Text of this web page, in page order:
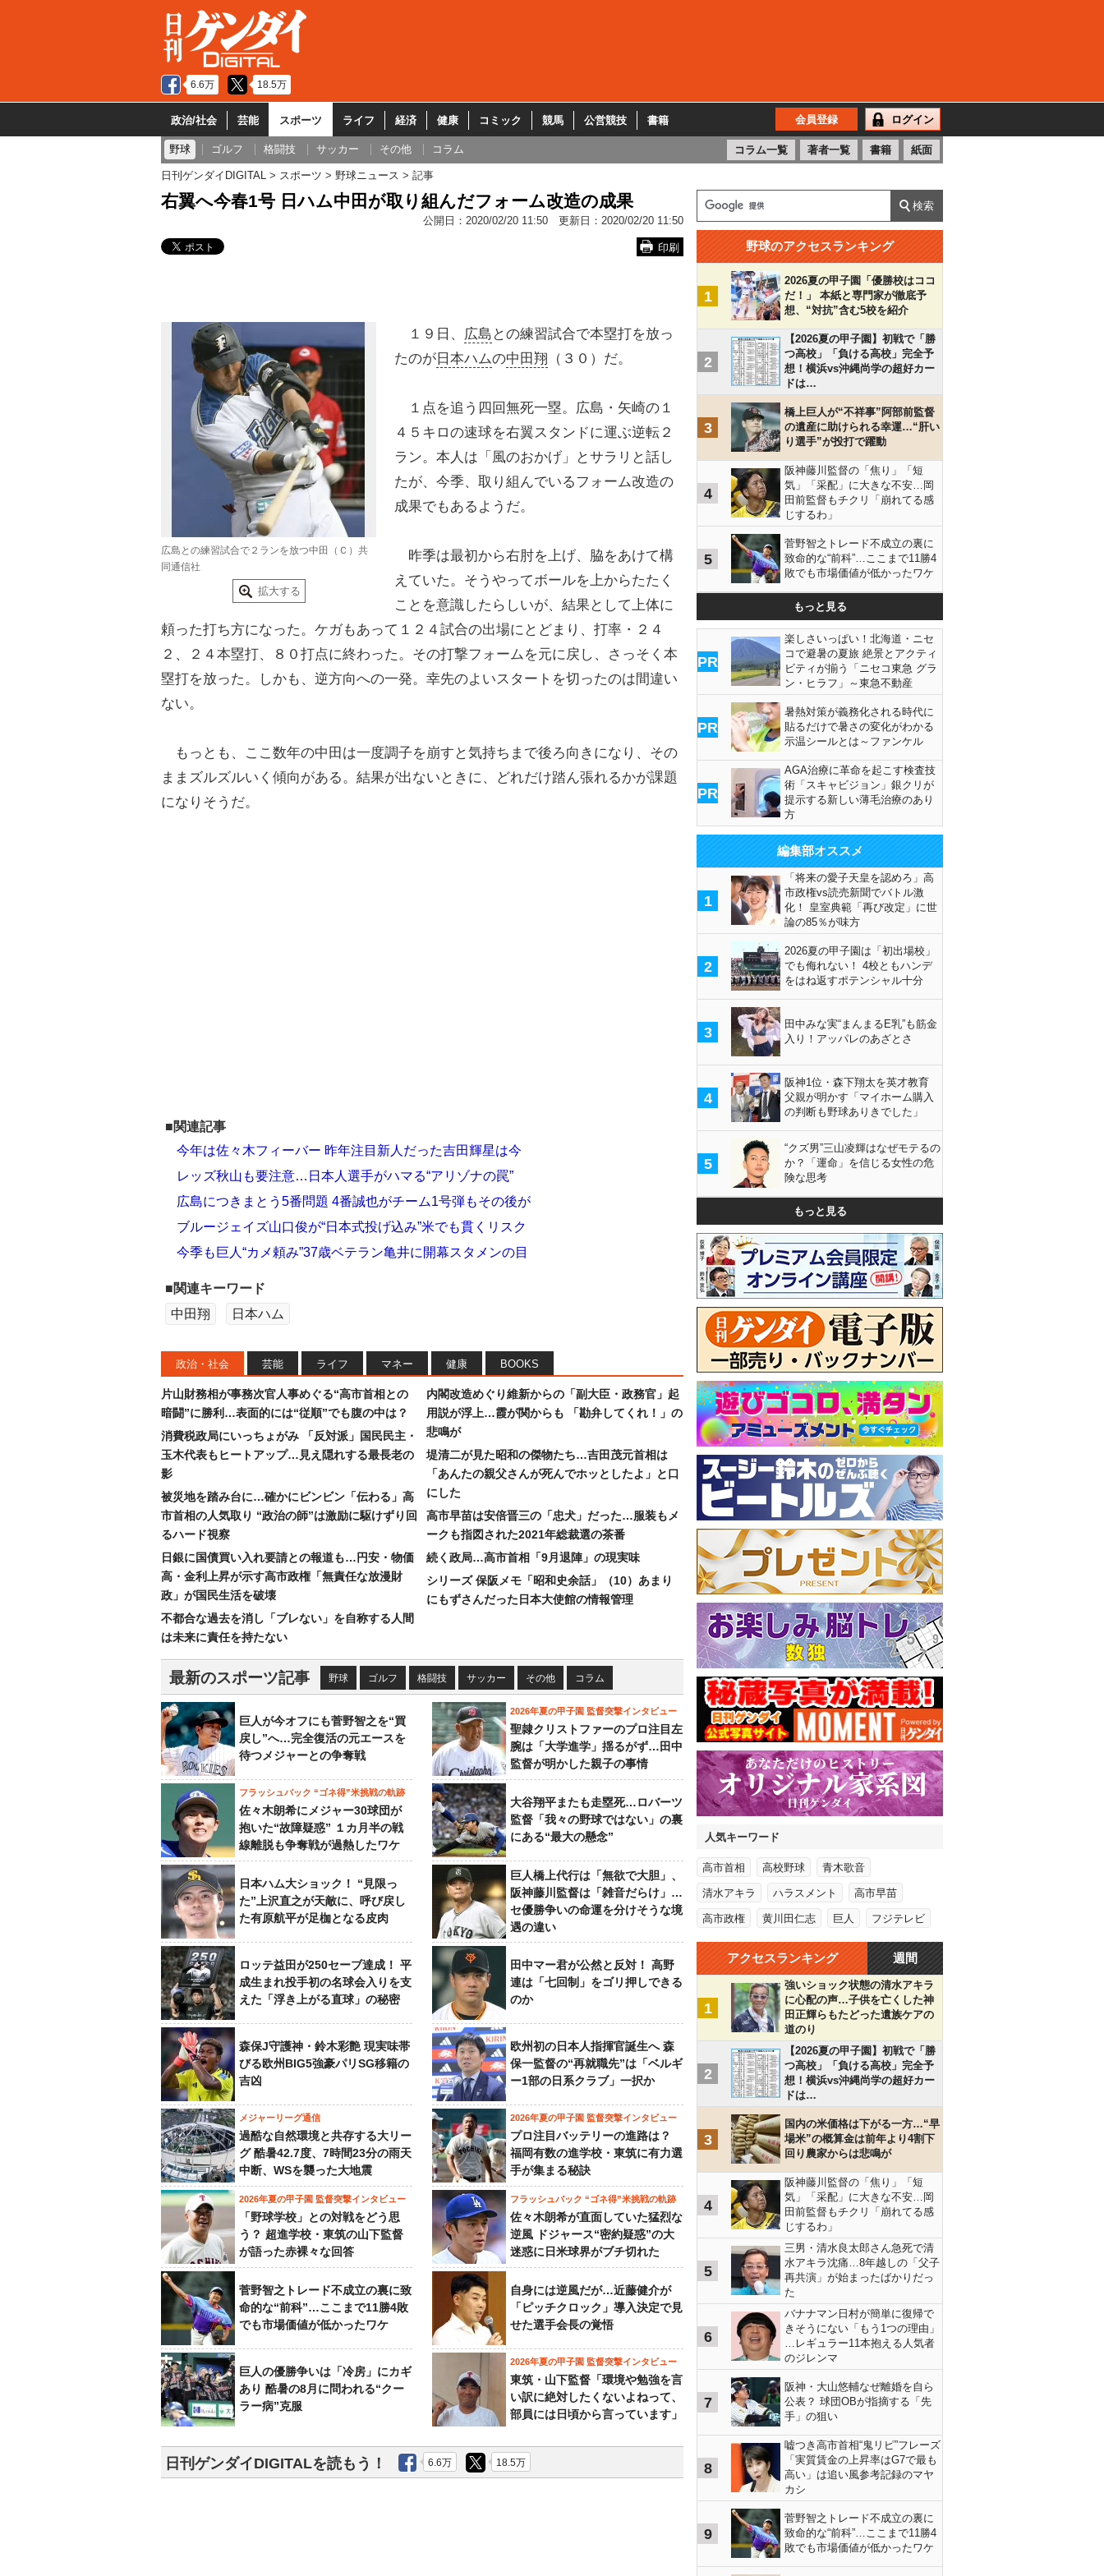
6.6万 18.5万
政治/社会 芸能 スポーツ ライフ 経済 健康 コミック 競馬 公営競技 書籍 会員登録 ログイン
野球 ゴルフ 格闘技 サッカー その他 コラム コラム一覧 著者一覧 書籍 紙面
日刊ゲンダイDIGITAL スポーツ 野球ニュース 記事
右翼へ今春1号 日ハム中田が取り組んだフォーム改造の成果
公開日： 2020/02/20 11:50 更新日： 2020/02/20 11:50
印刷
広島との練習試合で２ランを放つ中田（Ｃ）共
同通信社
拡大する
１９日、 広島 との練習試合で本塁打を放っ
たのが 日本ハムの中田翔 （３０）だ。
１点を追う四回無死一塁。広島・矢崎の１
４５キロの速球を右翼スタンドに運ぶ逆転２
ラン。本人は「風のおかげ」とサラリと話し
たが、今季、取り組んでいるフォーム改造の
成果でもあるようだ。
昨季は最初から右肘を上げ、脇をあけて構
えていた。そうやってボールを上からたたく
ことを意識したらしいが、結果として上体に
頼った打ち方になった。ケガもあって１２４試合の出場にとどまり、打率・２４
２、２４本塁打、８０打点に終わった。その打撃フォームを元に戻し、さっそく本
塁打を放った。しかも、逆方向への一発。幸先のよいスタートを切ったのは間違い
ない。
もっとも、ここ数年の中田は一度調子を崩すと気持ちまで後ろ向きになり、その
ままズルズルいく傾向がある。結果が出ないときに、どれだけ踏ん張れるかが課題
になりそうだ。
■関連記事
今年は佐々木フィーバー 昨年注目新人だった吉田輝星は今
レッズ秋山も要注意…日本人選手がハマる“アリゾナの罠”
広島につきまとう5番問題 4番誠也がチーム1号弾もその後が
ブルージェイズ山口俊が“日本式投げ込み”米でも貫くリスク
今季も巨人“カメ頼み”37歳ベテラン亀井に開幕スタメンの目
■関連キーワード
中田翔
日本ハム
政治・社会 芸能 ライフ マネー 健康 BOOKS
片山財務相が事務次官人事めぐる“高市首相との
暗闘”に勝利…表面的には“従順”でも腹の中は？
消費税政局にいっちょがみ 「反対派」国民民主・
玉木代表もヒートアップ…見え隠れする最長老の
影
被災地を踏み台に…確かにビンビン「伝わる」高
市首相の人気取り “政治の師”は激励に駆けずり回
るハード視察
日銀に国債買い入れ要請との報道も…円安・物価
高・金利上昇が示す高市政権「無責任な放漫財
政」が国民生活を破壊
不都合な過去を消し「ブレない」を自称する人間
は未来に責任を持たない
内閣改造めぐり維新からの「副大臣・政務官」起
用説が浮上…霞が関からも 「勘弁してくれ！」の
悲鳴が
堤清二が見た昭和の傑物たち…吉田茂元首相は
「あんたの親父さんが死んでホッとしたよ」と口
にした
高市早苗は安倍晋三の「忠犬」だった…服装もメ
ークも指図された2021年総裁選の茶番
続く政局…高市首相「9月退陣」の現実味
シリーズ 保阪メモ「昭和史余話」（10）あまり
にもずさんだった日本大使館の情報管理
最新のスポーツ記事 野球 ゴルフ 格闘技 サッカー その他 コラム
巨人が今オフにも菅野智之を“買
戻し”へ…完全復活の元エースを
待つメジャーとの争奪戦
2026年夏の甲子園 監督突撃インタビュー
聖隷クリストファーのプロ注目左
腕は「大学進学」揺るがず…田中
監督が明かした親子の事情
フラッシュバック “ゴネ得”米挑戦の軌跡
佐々木朗希にメジャー30球団が
抱いた“故障疑惑” １カ月半の戦
線離脱も争奪戦が過熱したワケ
大谷翔平またも走塁死…ロバーツ
監督「我々の野球ではない」の裏
にある“最大の懸念”
日本ハム大ショック！ “見限っ
た”上沢直之が天敵に、呼び戻し
た有原航平が足枷となる皮肉
巨人橋上代行は「無欲で大胆」、
阪神藤川監督は「雑音だらけ」…
セ優勝争いの命運を分けそうな境
遇の違い
ロッテ益田が250セーブ達成！ 平
成生まれ投手初の名球会入りを支
えた「浮き上がる直球」の秘密
田中マー君が公然と反対！ 高野
連は「七回制」をゴリ押しできる
のか
森保J守護神・鈴木彩艶 現実味帯
びる欧州BIG5強豪パリSG移籍の
吉凶
欧州初の日本人指揮官誕生へ 森
保一監督の“再就職先”は「ベルギ
ー1部の日系クラブ」一択か
メジャーリーグ通信
過酷な自然環境と共存する大リー
グ 酷暑42.7度、7時間23分の雨天
中断、WSを襲った大地震
2026年夏の甲子園 監督突撃インタビュー
プロ注目バッテリーの進路は？
福岡有数の進学校・東筑に有力選
手が集まる秘訣
2026年夏の甲子園 監督突撃インタビュー
「野球学校」との対戦をどう思
う？ 超進学校・東筑の山下監督
が語った赤裸々な回答
フラッシュバック “ゴネ得”米挑戦の軌跡
佐々木朗希が直面していた猛烈な
逆風 ドジャース“密約疑惑”の大
迷惑に日米球界がブチ切れた
菅野智之トレード不成立の裏に致
命的な“前科”…ここまで11勝4敗
でも市場価値が低かったワケ
自身には逆風だが…近藤健介が
「ピッチクロック」導入決定で見
せた選手会長の覚悟
巨人の優勝争いは「冷房」にカギ
あり 酷暑の8月に問われる“クー
ラー病”克服
2026年夏の甲子園 監督突撃インタビュー
東筑・山下監督「環境や勉強を言
い訳に絶対したくないよねって、
部員には日頃から言っています」
日刊ゲンダイDIGITALを読もう！ 6.6万 18.5万
野球のアクセスランキング
1
2026夏の甲子園「優勝校はココ
だ！」 本紙と専門家が徹底予
想、“対抗”含む5校を紹介
2
【2026夏の甲子園】初戦で「勝
つ高校」「負ける高校」完全予
想！横浜vs沖縄尚学の超好カー
ドは…
3
橋上巨人が“不祥事”阿部前監督
の遺産に助けられる幸運…“肝い
り選手”が投打で躍動
4
阪神藤川監督の「焦り」「短
気」「采配」に大きな不安…岡
田前監督もチクリ「崩れてる感
じするわ」
5
菅野智之トレード不成立の裏に
致命的な“前科”…ここまで11勝4
敗でも市場価値が低かったワケ
もっと見る
PR
楽しさいっぱい！北海道・ニセ
コで避暑の夏旅 絶景とアクティ
ビティが揃う「ニセコ東急 グラ
ン・ヒラフ」～東急不動産
PR
暑熱対策が義務化される時代に
貼るだけで暑さの変化がわかる
示温シールとは～ファンケル
PR
AGA治療に革命を起こす検査技
術「スキャビジョン」銀クリが
提示する新しい薄毛治療のあり
方
編集部オススメ
1
「将来の愛子天皇を認めろ」高
市政権vs読売新聞でバトル激
化！ 皇室典範「再び改定」に世
論の85％が味方
2
2026夏の甲子園は「初出場校」
でも侮れない！ 4校ともハンデ
をはね返すポテンシャル十分
3
田中みな実“まんまるE乳”も筋金
入り！アッパレのあざとさ
4
阪神1位・森下翔太を英才教育
父親が明かす「マイホーム購入
の判断も野球ありきでした」
5
“クズ男”三山凌輝はなぜモテるの
か？「運命」を信じる女性の危
険な思考
もっと見る
人気キーワード
高市首相 高校野球 青木歌音
清水アキラ ハラスメント 高市早苗
高市政権 黄川田仁志 巨人 フジテレビ
アクセスランキング 週間
1
強いショック状態の清水アキラ
に心配の声…子供を亡くした神
田正輝らもたどった遺族ケアの
道のり
2
【2026夏の甲子園】初戦で「勝
つ高校」「負ける高校」完全予
想！横浜vs沖縄尚学の超好カー
ドは…
3
国内の米価格は下がる一方…“早
場米”の概算金は前年より4割下
回り農家からは悲鳴が
4
阪神藤川監督の「焦り」「短
気」「采配」に大きな不安…岡
田前監督もチクリ「崩れてる感
じするわ」
5
三男・清水良太郎さん急死で清
水アキラ沈痛…8年越しの「父子
再共演」が始まったばかりだっ
た
6
バナナマン日村が簡単に復帰で
きそうにない「もう1つの理由」
…レギュラー11本抱える人気者
のジレンマ
7
阪神・大山悠輔なぜ離婚を自ら
公表？ 球団OBが指摘する「先
手」の狙い
8
嘘つき高市首相“鬼リピ”フレーズ
「実質賃金の上昇率はG7で最も
高い」は追い風参考記録のマヤ
カシ
9
菅野智之トレード不成立の裏に
致命的な“前科”…ここまで11勝4
敗でも市場価値が低かったワケ